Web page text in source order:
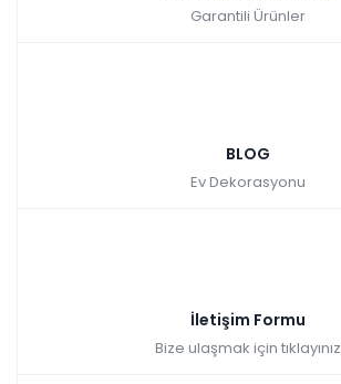
Garantili Ürünler
BLOG
Ev Dekorasyonu
İletişim Formu
Bize ulaşmak için tıklayınız